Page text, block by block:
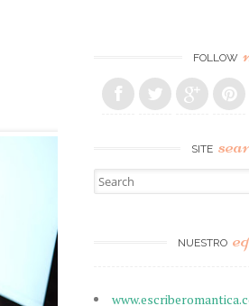
FOLLOW
SITE
Search for:
NUESTRO